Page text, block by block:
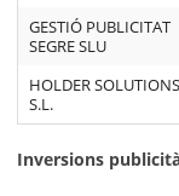
GESTIÓ PUBLICITAT
SEGRE SLU
HOLDER
S.L.
Inversions